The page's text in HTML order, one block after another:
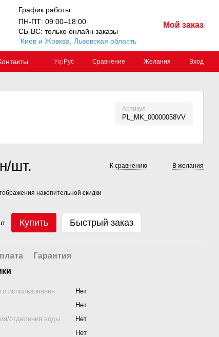
График работы:
ПН-ПТ: 09:00–18:00
СБ-ВС: только онлайн заказы
Киев и Жовква, Львовская область
Мой заказ
Укр Рус Сравнение Желания Вход
Артикул
PL_MK_00000058VV
шт. К сравнению В желания
накопительной скидки
Купить Быстрый заказ
Гарантия
использования
Нет
Нет
отделения воды
Нет
Нет